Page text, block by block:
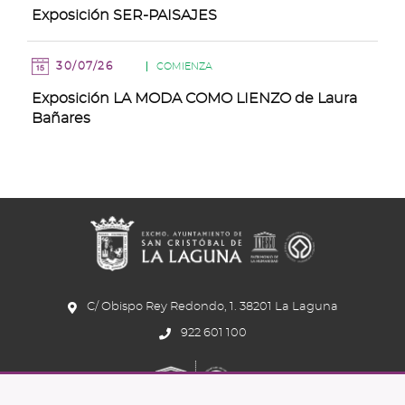
Exposición SER-PAISAJES
30/07/26 COMIENZA
Exposición LA MODA COMO LIENZO de Laura
Bañares
C/ Obispo Rey Redondo, 1. 38201 La Laguna
922 601 100